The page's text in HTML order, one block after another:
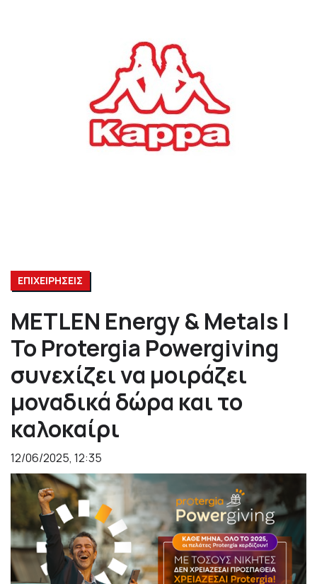
ΕΠΙΧΕΙΡΗΣΕΙΣ
METLEN Energy & Metals |
Το Protergia Powergiving
συνεχίζει να μοιράζει
μοναδικά δώρα και το
καλοκαίρι
12/06/2025, 12:35